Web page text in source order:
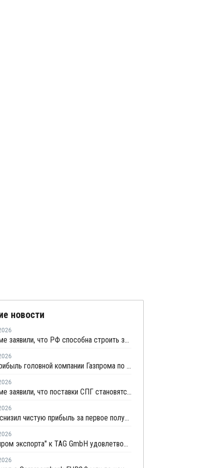
новости
В Газпроме заявили, что РФ способна строить заводы СПГ как у себя, так и за рубежом
Чистая прибыль головной компании Газпрома по РСБУ в первом полугодии составила 78 млрд рублей
В Газпроме заявили, что поставки СПГ становятся менее надежным способом газоснабжения
Новатэк снизил чистую прибыль за первое полугодие по МСФО на 3,1%
Иск "Газпром экспорта" к TAG GmbH удовлетворили